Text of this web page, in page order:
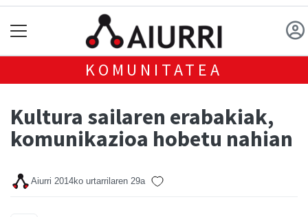
KOMUNITATEA
Kultura sailaren erabakiak,
komunikazioa hobetu nahian
Aiurri 2014ko urtarrilaren 29a